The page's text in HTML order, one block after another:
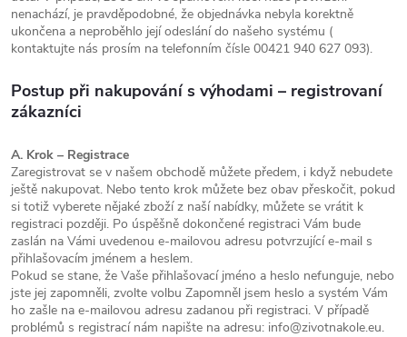
nenachází, je pravděpodobné, že objednávka nebyla korektně
ukončena a neproběhlo její odeslání do našeho systému (
kontaktujte nás prosím na telefonním čísle 00421 940 627 093).
Postup při nakupování s výhodami – registrovaní
zákazníci
A. Krok – Registrace
Zaregistrovat se v našem obchodě můžete předem, i když nebudete
ještě nakupovat. Nebo tento krok můžete bez obav přeskočit, pokud
si totiž vyberete nějaké zboží z naší nabídky, můžete se vrátit k
registraci později. Po úspěšně dokončené registraci Vám bude
zaslán na Vámi uvedenou e-mailovou adresu potvrzující e-mail s
přihlašovacím jménem a heslem.
Pokud se stane, že Vaše přihlašovací jméno a heslo nefunguje, nebo
jste jej zapomněli, zvolte volbu Zapomněl jsem heslo a systém Vám
ho zašle na e-mailovou adresu zadanou při registraci. V případě
problémů s registrací nám napište na adresu: info@zivotnakole.eu.